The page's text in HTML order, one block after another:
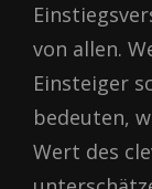
von allen.
Einsteiger
bedeuten,
Wert des